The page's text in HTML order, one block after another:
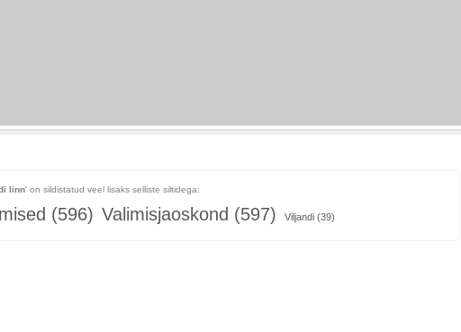
linn' on sildistatud veel lisaks selliste siltidega:
(596) Valimisjaoskond (597) Viljandi (39)